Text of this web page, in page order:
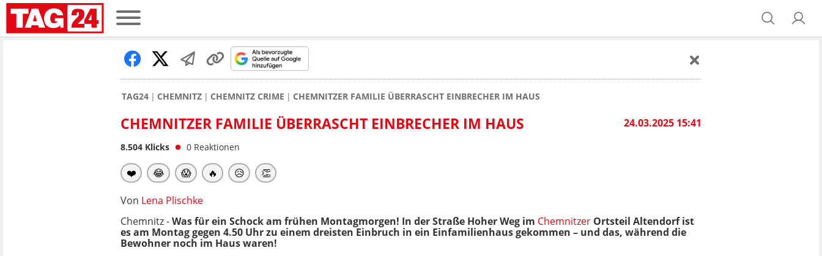
TAG24 CHEMNITZ CHEMNITZ CRIME CHEMNITZER FAMILIE ÜBERRASCHT EINBRECHER IM HAUS
24.03.2025 15:41
CHEMNITZER FAMILIE ÜBERRASCHT EINBRECHER IM HAUS
8.504 Klicks 0 Reaktionen
❤️ 😂 😱 🔥 😥 👏
Von Lena Plischke
Chemnitz -Was für ein Schock am frühen Montagmorgen! In der Straße Hoher Weg im Chemnitzer Ortsteil Altendorf ist
es am Montag gegen 4.50 Uhr zu einem dreisten Einbruch in ein Einfamilienhaus gekommen – und das, während die
Bewohner noch im Haus waren!